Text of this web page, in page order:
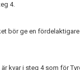
4.
bör ge en fördelaktigare
kvar i steg 4 som för